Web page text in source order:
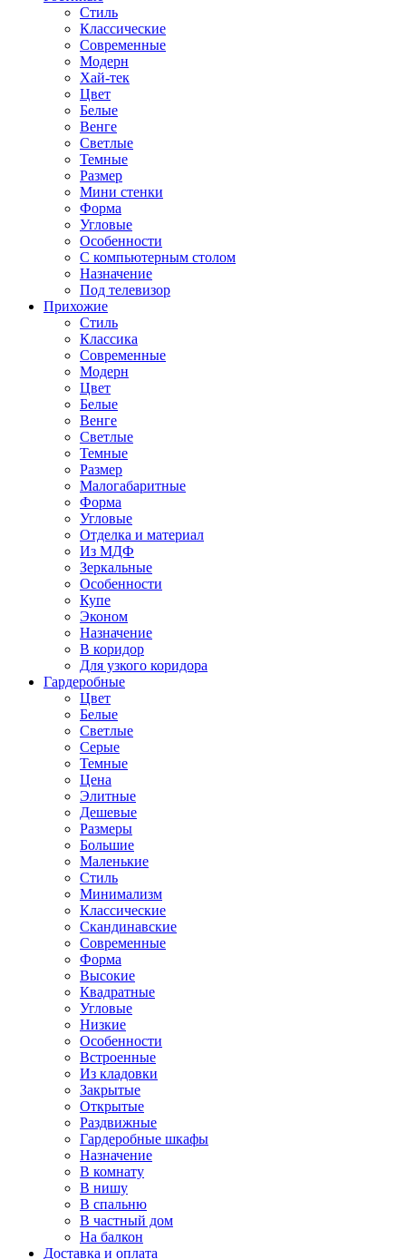
Стиль
Классические
Современные
Модерн
Хай-тек
Цвет
Белые
Венге
Светлые
Темные
Размер
Мини стенки
Форма
Угловые
Особенности
С компьютерным столом
Назначение
Под телевизор
Прихожие
Стиль
Классика
Современные
Модерн
Цвет
Белые
Венге
Светлые
Темные
Размер
Малогабаритные
Форма
Угловые
Отделка и материал
Из МДФ
Зеркальные
Особенности
Купе
Эконом
Назначение
В коридор
Для узкого коридора
Гардеробные
Цвет
Белые
Светлые
Серые
Темные
Цена
Элитные
Дешевые
Размеры
Большие
Маленькие
Стиль
Минимализм
Классические
Скандинавские
Современные
Форма
Высокие
Квадратные
Угловые
Низкие
Особенности
Встроенные
Из кладовки
Закрытые
Открытые
Раздвижные
Гардеробные шкафы
Назначение
В комнату
В нишу
В спальню
В частный дом
На балкон
Доставка и оплата